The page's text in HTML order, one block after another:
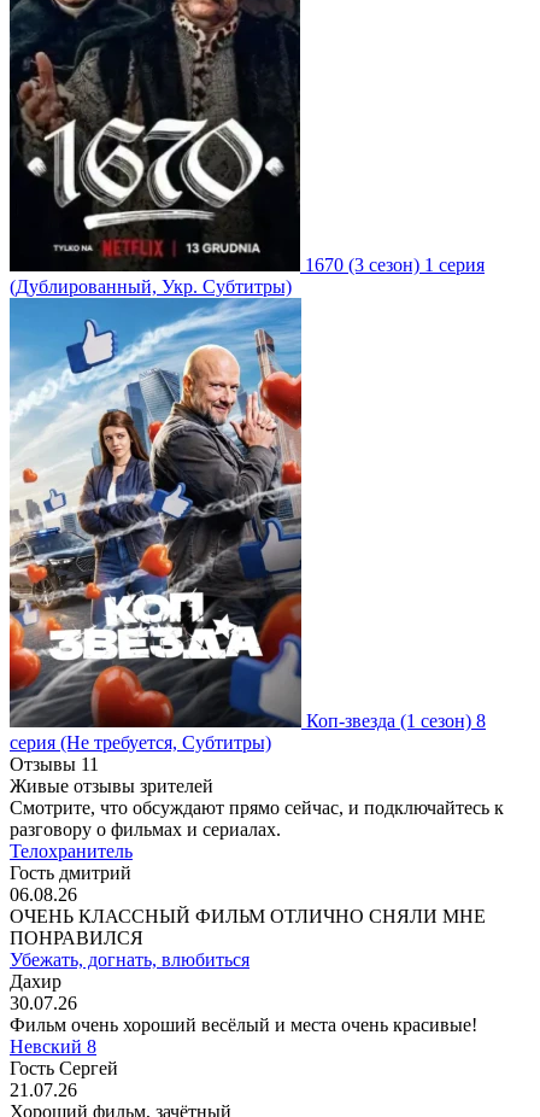
1670 (3 сезон) 1 серия
(Дублированный, Укр. Субтитры)
Коп-звезда (1 сезон) 8
серия (Не требуется, Субтитры)
Отзывы 11
Живые отзывы зрителей
Смотрите, что обсуждают прямо сейчас, и подключайтесь к
разговору о фильмах и сериалах.
Телохранитель
Гость дмитрий
06.08.26
ОЧЕНЬ КЛАССНЫЙ ФИЛЬМ ОТЛИЧНО СНЯЛИ МНЕ
ПОНРАВИЛСЯ
Убежать, догнать, влюбиться
Дахир
30.07.26
Фильм очень хороший весёлый и места очень красивые!
Невский 8
Гость Сергей
21.07.26
Хороший фильм, зачётный